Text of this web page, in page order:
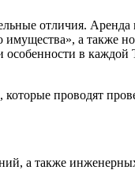
отличия.
имущества», а
в
проводят
а также